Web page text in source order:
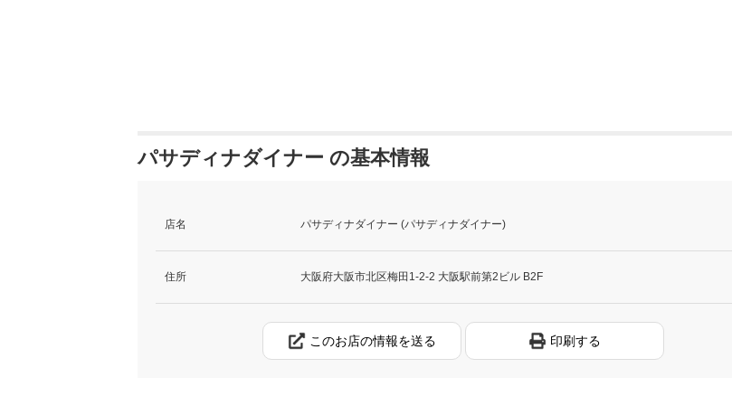
パサディナダイナー の基本情報
店名 パサディナダイナー (パサディナダイナー)
住所 大阪府大阪市北区梅田1-2-2 大阪駅前第2ビル B2F
このお店の情報を送る 印刷する